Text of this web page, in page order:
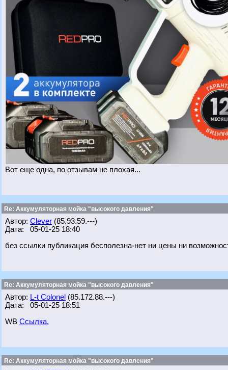
Вот еще одна, по отзывам не плохая...
Re: Аккумуляторная мойка "высокого давления"
Автор: Clever (85.93.59.---)
Дата: 05-01-25 18:40
без ссылки публикация бесполезна-нет ни цены ни
Re: Аккумуляторная мойка "высокого давления"
Автор: L-t Colonel (85.172.88.---)
Дата: 05-01-25 18:51
WB Ссылка.
Re: Аккумуляторная мойка "высокого давления"